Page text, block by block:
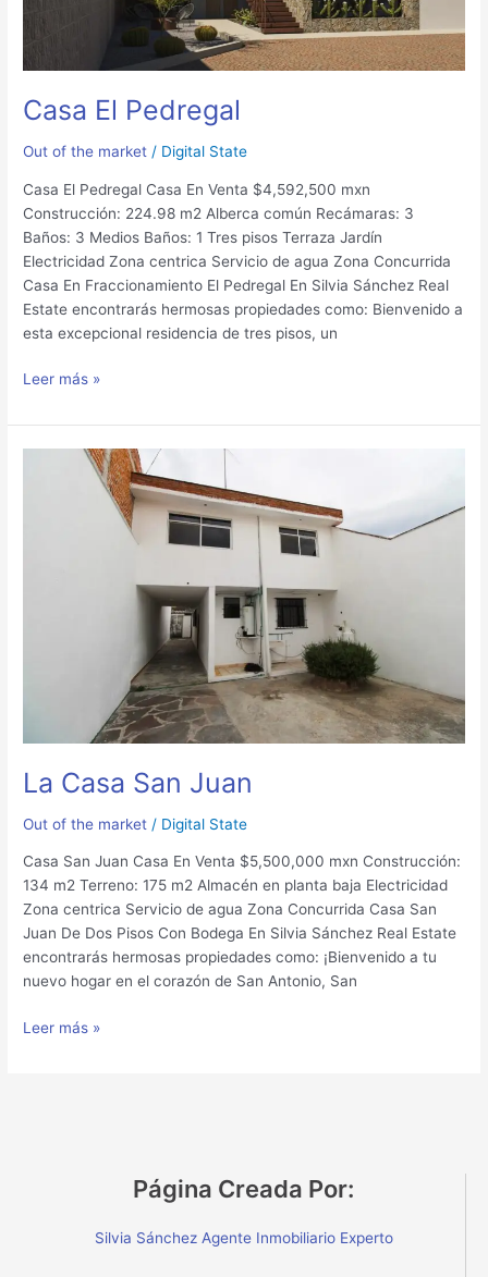
Casa El Pedregal
Out of the market / Digital State
Casa El Pedregal Casa En Venta $4,592,500 mxn
Construcción: 224.98 m2 Alberca común Recámaras: 3
Baños: 3 Medios Baños: 1 Tres pisos Terraza Jardín
Electricidad Zona centrica Servicio de agua Zona Concurrida
Casa En Fraccionamiento El Pedregal En Silvia Sánchez Real
Estate encontrarás hermosas propiedades como: Bienvenido a
esta excepcional residencia de tres pisos, un
Leer más »
La Casa San Juan
Out of the market / Digital State
Casa San Juan Casa En Venta $5,500,000 mxn Construcción:
134 m2 Terreno: 175 m2 Almacén en planta baja Electricidad
Zona centrica Servicio de agua Zona Concurrida Casa San
Juan De Dos Pisos Con Bodega En Silvia Sánchez Real Estate
encontrarás hermosas propiedades como: ¡Bienvenido a tu
nuevo hogar en el corazón de San Antonio, San
Leer más »
Página Creada Por:
Silvia Sánchez Agente Inmobiliario Experto